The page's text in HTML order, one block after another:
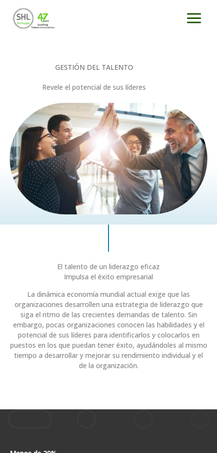
contenido
GESTIÓN DEL TALENTO
Revele el potencial de sus líderes
El talento de un liderazgo eficaz
Impulsa el éxito empresarial
La dinámica economía mundial actual exige que las
organizaciones desarrollen una estrategia de liderazgo que
siga el ritmo de las crecientes demandas de talento. Sin
embargo, pocas organizaciones conocen las habilidades y el
potencial de sus líderes para identificarlos y colocarlos en
puestos en los que puedan tener éxito, ayudándoles al mismo
tiempo a desarrollar y mejorar su rendimiento individual y el
de la organización.